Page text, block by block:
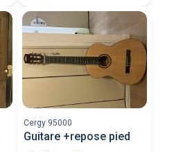
Cergy 95000
Guitare +repose pied